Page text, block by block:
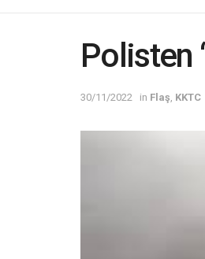
Polisten
30/11/2022 in Flaş KKTC